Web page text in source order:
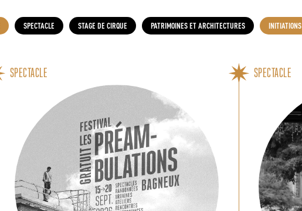
SPECTACLE STAGE DE CIRQUE PATRIMOINES ET ARCHITECTURES INITIATIONS
SPECTACLE SPECTACLE